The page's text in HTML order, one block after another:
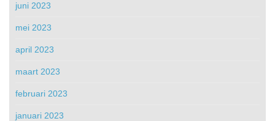
juni 2023
mei 2023
april 2023
maart 2023
februari 2023
januari 2023